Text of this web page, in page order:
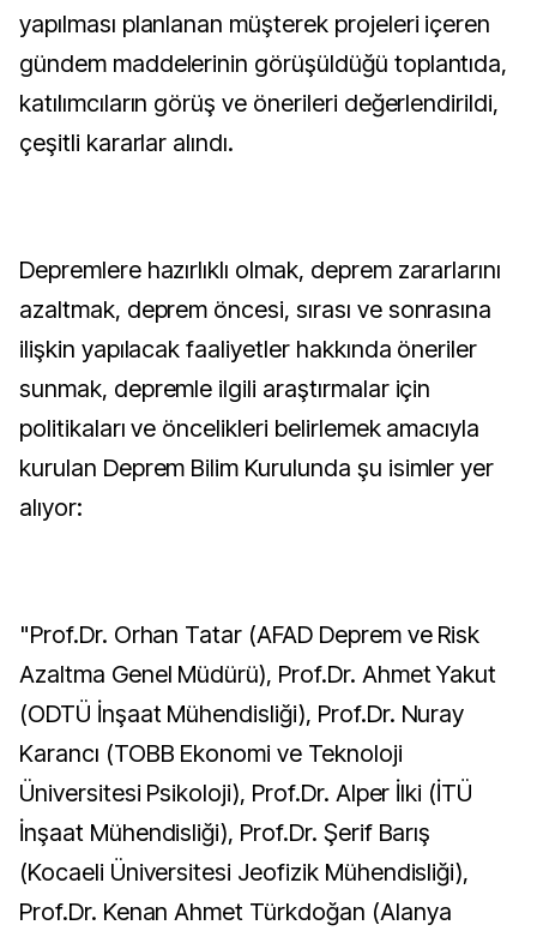
yapılması planlanan müşterek projeleri içeren
gündem maddelerinin görüşüldüğü toplantıda,
katılımcıların görüş ve önerileri değerlendirildi,
çeşitli kararlar alındı.
Depremlere hazırlıklı olmak, deprem zararlarını
azaltmak, deprem öncesi, sırası ve sonrasına
ilişkin yapılacak faaliyetler hakkında öneriler
sunmak, depremle ilgili araştırmalar için
politikaları ve öncelikleri belirlemek amacıyla
kurulan Deprem Bilim Kurulunda şu isimler yer
alıyor:
"Prof.Dr. Orhan Tatar (AFAD Deprem ve Risk
Azaltma Genel Müdürü), Prof.Dr. Ahmet Yakut
(ODTÜ İnşaat Mühendisliği), Prof.Dr. Nuray
Karancı (TOBB Ekonomi ve Teknoloji
Üniversitesi Psikoloji), Prof.Dr. Alper İlki (İTÜ
İnşaat Mühendisliği), Prof.Dr. Şerif Barış
(Kocaeli Üniversitesi Jeofizik Mühendisliği),
Prof.Dr. Kenan Ahmet Türkdoğan (Alanya